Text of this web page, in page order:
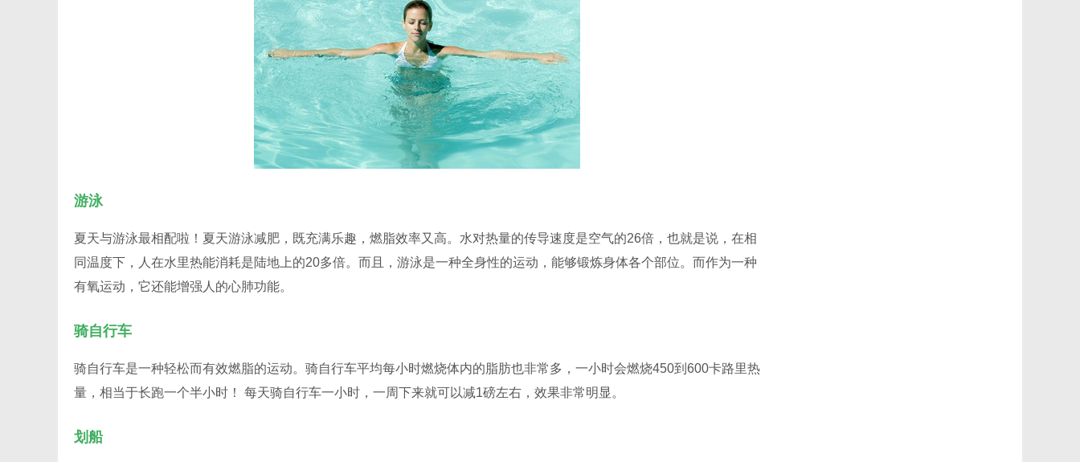
游泳
夏天与游泳最相配啦！夏天游泳减肥，既充满乐趣，燃脂效率又高。水对热量的传导速度是空气的26倍，也就是说，在相
同温度下，人在水里热能消耗是陆地上的20多倍。而且，游泳是一种全身性的运动，能够锻炼身体各个部位。而作为一种
有氧运动，它还能增强人的心肺功能。
骑自行车
骑自行车是一种轻松而有效燃脂的运动。骑自行车平均每小时燃烧体内的脂肪也非常多，一小时会燃烧450到600卡路里热
量，相当于长跑一个半小时！ 每天骑自行车一小时，一周下来就可以减1磅左右，效果非常明显。
划船